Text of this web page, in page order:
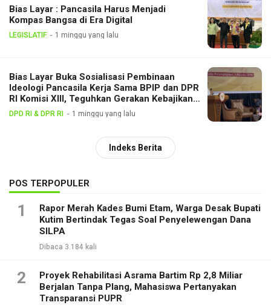
Bias Layar : Pancasila Harus Menjadi
Kompas Bangsa di Era Digital
LEGISLATIF 1 minggu yang lalu
Bias Layar Buka Sosialisasi Pembinaan
Ideologi Pancasila Kerja Sama BPIP dan DPR
RI Komisi XIII, Teguhkan Gerakan Kebajikan
Pancasila di Tengah Masyarakat
DPD RI & DPR RI 1 minggu yang lalu
Indeks Berita
POS TERPOPULER
1
Rapor Merah Kades Bumi Etam, Warga Desak Bupati
Kutim Bertindak Tegas Soal Penyelewengan Dana
SILPA
Dibaca 3.184 kali
2
Proyek Rehabilitasi Asrama Bartim Rp 2,8 Miliar
Berjalan Tanpa Plang, Mahasiswa Pertanyakan
Transparansi PUPR